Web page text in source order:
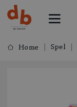
Home Spel